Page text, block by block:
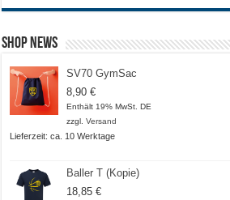
Shop News
SV70 GymSac
8,90€
Enthält 19% MwSt. DE
zzgl.Versand
Lieferzeit: ca. 10 Werktage
Baller T (Kopie)
18,85€